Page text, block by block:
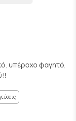
υπέροχο φαγητό,